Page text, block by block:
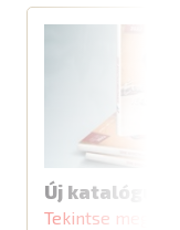
Új katalógus
Tekintse meg a